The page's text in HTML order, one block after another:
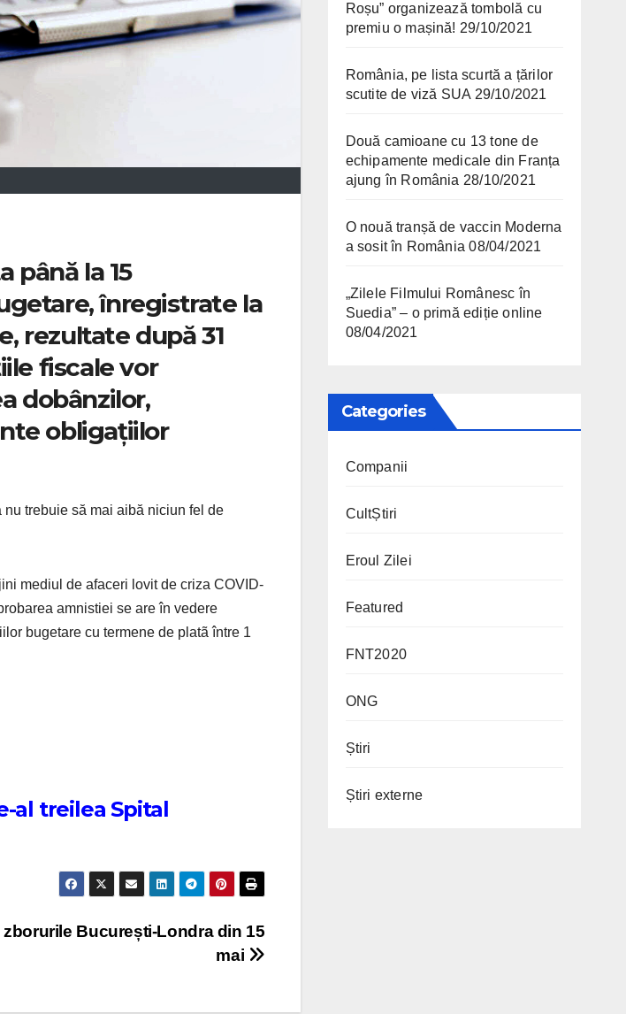
până la 15
înregistrate la
rezultate după 31
fiscale vor
dobânzilor,
obligațiilor
trebuie să mai aibă niciun fel de
mediul de afaceri lovit de criza COVID-
amnistiei se are în vedere
bugetare cu termene de platã între 1
al treilea Spital
zborurile București-Londra din 15
mai
Roșu” organizează tombolă cu
premiu o mașină! 29/10/2021
România, pe lista scurtă a țărilor
scutite de viză SUA 29/10/2021
Două camioane cu 13 tone de
echipamente medicale din Franța
ajung în România 28/10/2021
O nouă tranșă de vaccin Moderna
a sosit în România 08/04/2021
„Zilele Filmului Românesc în
Suedia” – o primă ediție online
08/04/2021
Categories
Companii
CultȘtiri
Eroul Zilei
Featured
FNT2020
ONG
Știri
Știri externe